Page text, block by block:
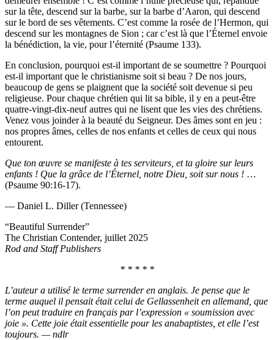
sur la tête, descend sur la barbe, sur la barbe d’Aaron, qui descend
sur le bord de ses vêtements. C’est comme la rosée de l’Hermon, qui
descend sur les montagnes de Sion ; car c’est là que l’Éternel envoie
la bénédiction, la vie, pour l’éternité (Psaume 133).
En conclusion, pourquoi est-il important de se soumettre ? Pourquoi
est-il important que le christianisme soit si beau ? De nos jours,
beaucoup de gens se plaignent que la société soit devenue si peu
religieuse. Pour chaque chrétien qui lit sa bible, il y en a peut-être
quatre-vingt-dix-neuf autres qui ne lisent que les vies des chrétiens.
Venez vous joinder à la beauté du Seigneur. Des âmes sont en jeu :
nos propres âmes, celles de nos enfants et celles de ceux qui nous
entourent.
Que ton œuvre se manifeste à tes serviteurs, et ta gloire sur leurs
enfants ! Que la grâce de l’Éternel, notre Dieu, soit sur nous ! …
(Psaume 90:16-17).
— Daniel L. Diller (Tennessee)
“Beautiful Surrender”
The Christian Contender, juillet 2025
Rod and Staff Publishers
* * * * *
L’auteur a utilisé le terme surrender en anglais. Je pense que le
terme auquel il pensait était celui de Gellassenheit en allemand, que
l’on peut traduire en français par l’expression « soumission avec
joie ». Cette joie était essentielle pour les anabaptistes, et elle l’est
toujours. — ndlr